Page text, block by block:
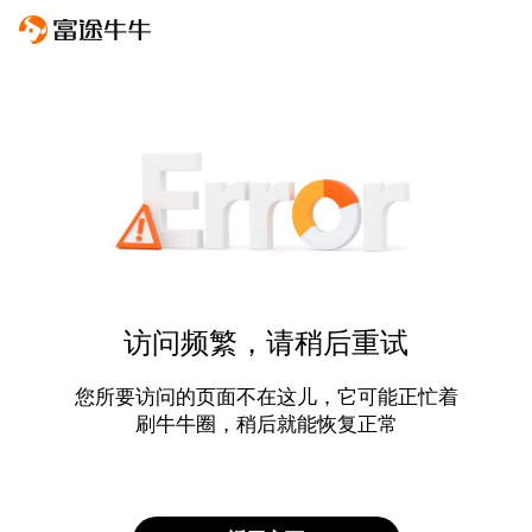
访问频繁，请稍后重试
您所要访问的页面不在这儿，它可能正忙着
刷牛牛圈，稍后就能恢复正常